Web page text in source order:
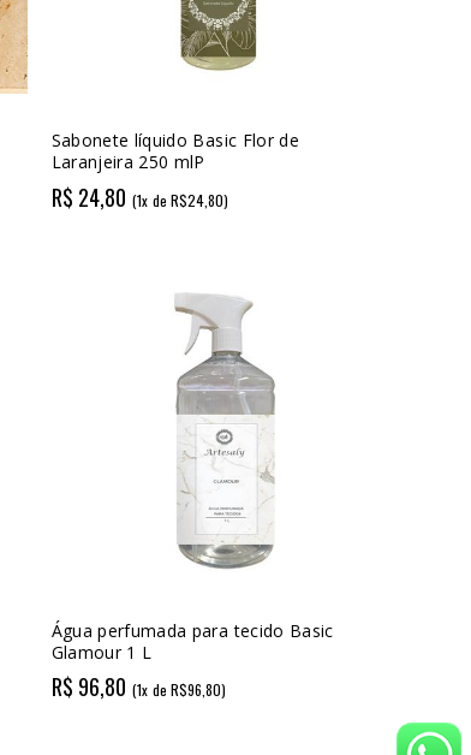
Sabonete líquido Basic Flor de
Laranjeira 250 mlP
R$ 24,80 (1x de R$24,80)
Água perfumada para tecido Basic
Glamour 1 L
R$ 96,80 (1x de R$96,80)